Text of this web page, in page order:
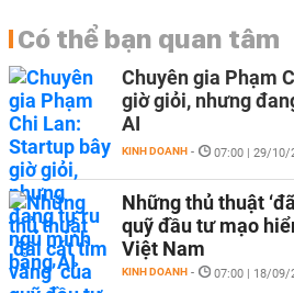
Có thể bạn quan tâm
Chuyên gia Phạm
giờ giỏi, nhưng
AI
KINH DOANH - 07:00 | 29/10/
Những thủ thuật
quỹ đầu tư mạo
Việt Nam
KINH DOANH - 07:00 | 18/09/